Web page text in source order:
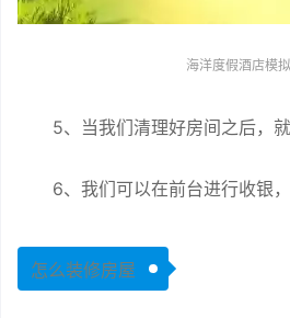
海洋度假酒店模
5、当我们清理好房间之后，
6、我们可以在前台进行收银
怎么装修房屋